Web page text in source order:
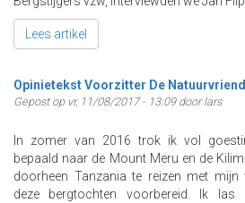
Lees artikel
Opinietekst Voorzitter De
Gepost op vr, 11/08/2017 - 13:09 door lars
In zomer van 2016 trok ik vol
bepaald naar de Mount Meru en de
doorheen Tanzania te reizen met mijn
deze bergtochten voorbereid. Ik las